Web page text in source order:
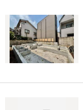
マ
イ
ペ
ー
ジ
保